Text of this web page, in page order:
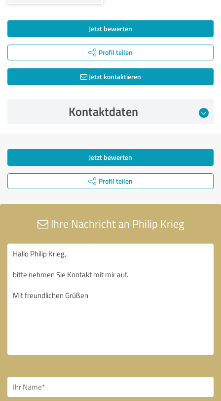
Jetzt bewerten
Profil teilen
Jetzt kontaktieren
Kontaktdaten
Jetzt bewerten
Profil teilen
Ihre Nachricht an Philip Krieg